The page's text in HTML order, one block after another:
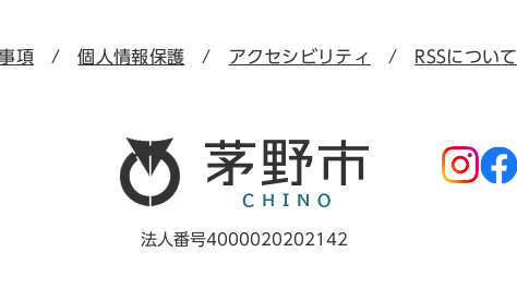
項 個人情報保護 アクセシビリティ RSSについて
法人番号4000020202142